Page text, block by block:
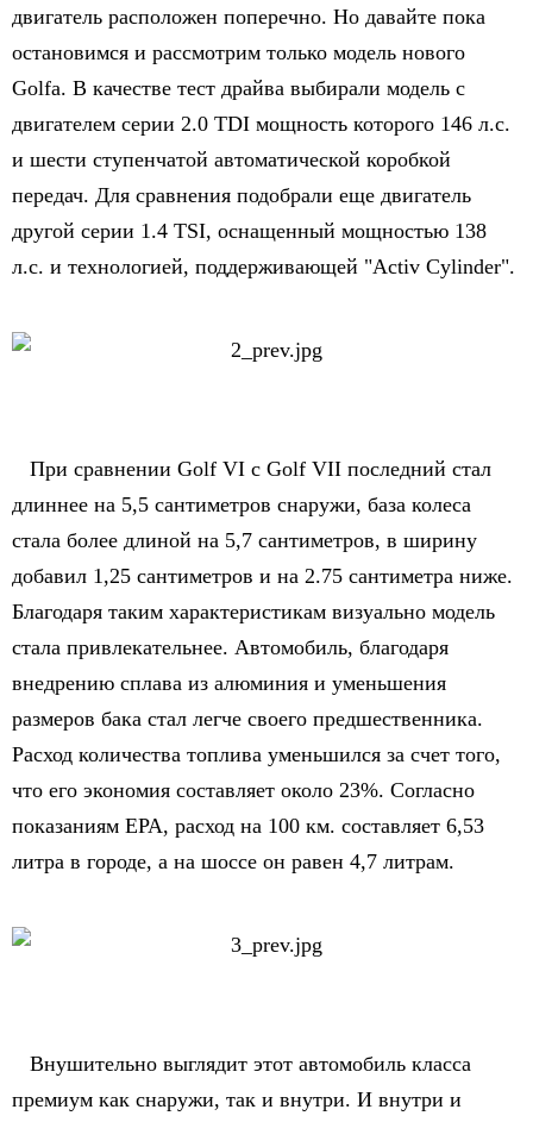
двигатель расположен поперечно. Но давайте пока
остановимся и рассмотрим только модель нового
Golfa. В качестве тест драйва выбирали модель с
двигателем серии 2.0 TDI мощность которого 146 л.с.
и шести ступенчатой автоматической коробкой
передач. Для сравнения подобрали еще двигатель
другой серии 1.4 TSI, оснащенный мощностью 138
л.с. и технологией, поддерживающей "Activ Cylinder".
При сравнении Golf VI с Golf VII последний стал
длиннее на 5,5 сантиметров снаружи, база колеса
стала более длиной на 5,7 сантиметров, в ширину
добавил 1,25 сантиметров и на 2.75 сантиметра ниже.
Благодаря таким характеристикам визуально модель
стала привлекательнее. Автомобиль, благодаря
внедрению сплава из алюминия и уменьшения
размеров бака стал легче своего предшественника.
Расход количества топлива уменьшился за счет того,
что его экономия составляет около 23%. Согласно
показаниям EPA, расход на 100 км. составляет 6,53
литра в городе, а на шоссе он равен 4,7 литрам.
Внушительно выглядит этот автомобиль класса
премиум как снаружи, так и внутри. И внутри и